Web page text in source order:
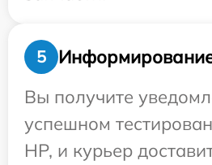
5
Информирование
Вы получите
успешном
HP, и курьер